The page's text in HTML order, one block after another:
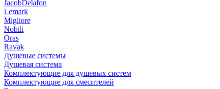
JacobDelafon
Lemark
Migliore
Nobili
Oras
Ravak
Душевые системы
Душевая система
Комплектующие для душевых систем
Комплектующие для смесителей